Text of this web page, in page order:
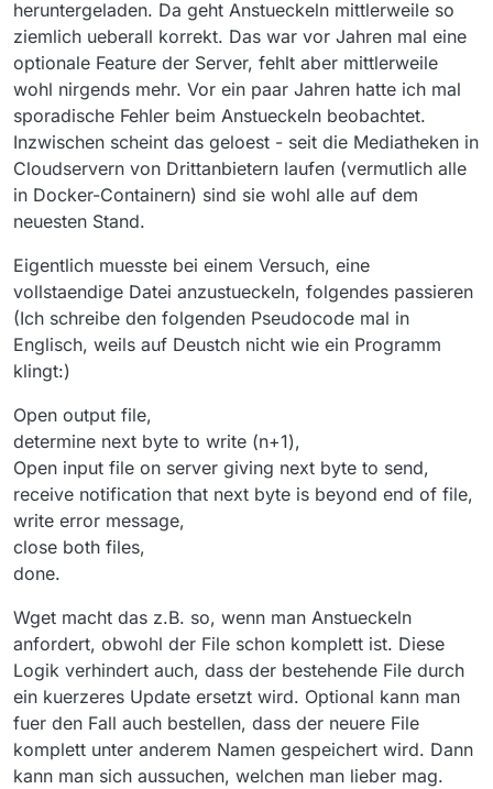
heruntergeladen. Da geht Anstueckeln mittlerweile so
ziemlich ueberall korrekt. Das war vor Jahren mal eine
optionale Feature der Server, fehlt aber mittlerweile
wohl nirgends mehr. Vor ein paar Jahren hatte ich mal
sporadische Fehler beim Anstueckeln beobachtet.
Inzwischen scheint das geloest - seit die Mediatheken in
Cloudservern von Drittanbietern laufen (vermutlich alle
in Docker-Containern) sind sie wohl alle auf dem
neuesten Stand.
Eigentlich muesste bei einem Versuch, eine
vollstaendige Datei anzustueckeln, folgendes passieren
(Ich schreibe den folgenden Pseudocode mal in
Englisch, weils auf Deustch nicht wie ein Programm
klingt:)
Open output file,
determine next byte to write (n+1),
Open input file on server giving next byte to send,
receive notification that next byte is beyond end of file,
write error message,
close both files,
done.
Wget macht das z.B. so, wenn man Anstueckeln
anfordert, obwohl der File schon komplett ist. Diese
Logik verhindert auch, dass der bestehende File durch
ein kuerzeres Update ersetzt wird. Optional kann man
fuer den Fall auch bestellen, dass der neuere File
komplett unter anderem Namen gespeichert wird. Dann
kann man sich aussuchen, welchen man lieber mag.